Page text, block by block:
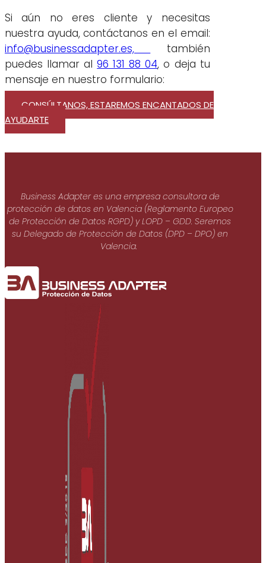
Si aún no eres cliente y necesitas
nuestra ayuda, contáctanos en el email:
info@businessadapter.es,
también
puedes llamar al96 131 88 04, o deja tu
mensaje en nuestro formulario:
CONSÚLTANOS, ESTAREMOS ENCANTADOS DE
AYUDARTE
Business Adapter es una empresa consultora de
protección de datos en Valencia (Reglamento Europeo
de Protección de Datos RGPD) y LOPD – GDD. Seremos
su Delegado de Protección de Datos (DPD – DPO) en
Valencia.